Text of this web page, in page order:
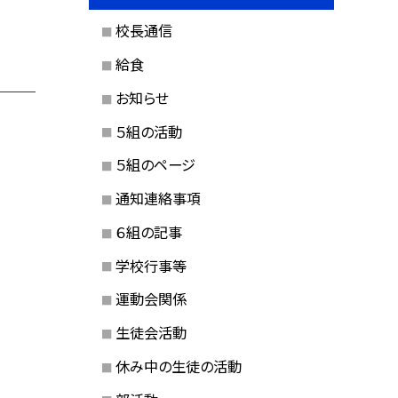
校長通信
給食
お知らせ
５組の活動
５組のページ
通知連絡事項
６組の記事
学校行事等
運動会関係
生徒会活動
休み中の生徒の活動